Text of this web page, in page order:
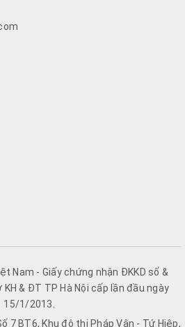
Nam - Giấy chứng nhận ĐKKD số &
& ĐT TP Hà Nội cấp lần đầu ngày
15/1/2013.
7 BT6, Khu đô thị Pháp Vân - Tứ Hiệp,